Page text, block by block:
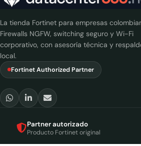
La tienda Fortinet para empresas
Firewalls NGFW, switching seguro y Wi-Fi
corporativo, con asesoría técnica y
local.
Fortinet Authorized Partner
Partner autorizado
Producto Fortinet original